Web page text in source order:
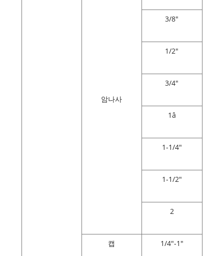
암나사
3/8"
1/2"
3/4"
1â
1-1/4"
1-1/2"
2
캡 1/4"-1"